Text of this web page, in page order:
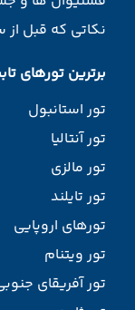
نکاتی که قبل از
برترین تورهای
تور استانبول
تور آنتالیا
تور مالزی
تور تایلند
تورهای اروپایی
تور ویتنام
تور آفریقای